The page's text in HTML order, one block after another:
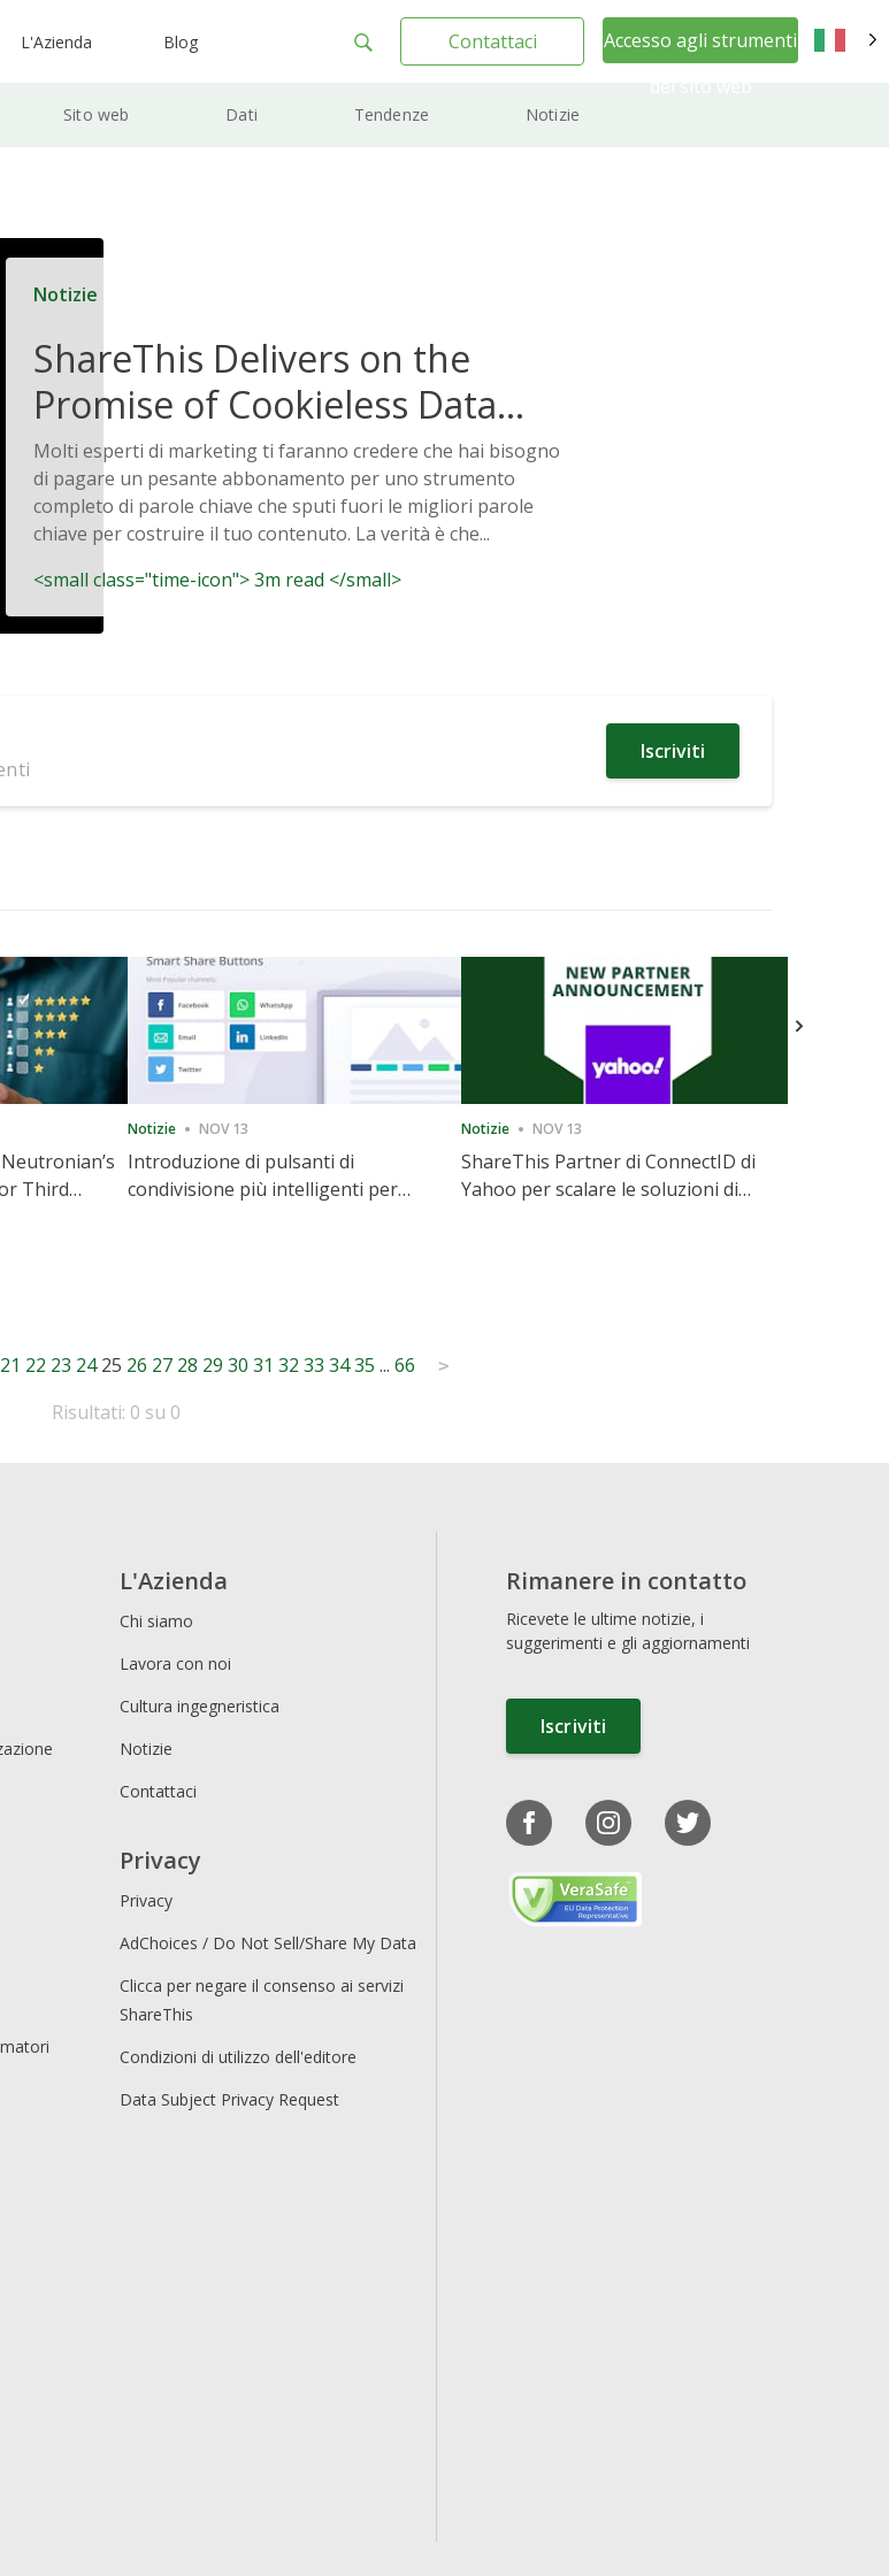
L'Azienda Blog Contattaci
Accesso agli strumenti
Sito web Dati Tendenze Notizie
Notizie
ShareThis Delivers on the
Promise of Cookieless Data
Solutions
Molti esperti di marketing ti faranno credere che hai bisogno
di pagare un pesante abbonamento per uno strumento
completo di parole chiave che sputi fuori le migliori parole
chiave per costruire il tuo contenuto. La verità è che...
<small class="time-icon"> 3m read </small>
Iscriviti
Third
Notizie NOV 13
Introduzione di pulsanti di
condivisione più intelligenti per
Notizie NOV 13
ShareThis Partner di ConnectID di
Yahoo per scalare le soluzioni di
21 22 23 24 25 26 27 28 29 30 31 32 33 34 35 ... 66 >
Risultati: 0 su 0
L'Azienda
Chi siamo
Lavora con noi
Cultura ingegneristica
Notizie
Contattaci
Privacy
Privacy
AdChoices / Do Not Sell/Share My Data
Clicca per negare il consenso ai servizi
ShareThis
Condizioni di utilizzo dell'editore
Data Subject Privacy Request
Rimanere in contatto
Ricevete le ultime notizie, i
suggerimenti e gli aggiornamenti
Iscriviti